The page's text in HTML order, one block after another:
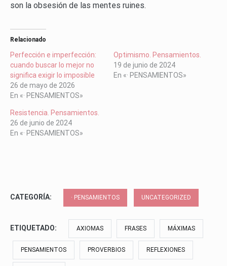
son la obsesión de las mentes ruines.
Relacionado
Perfección e imperfección:
cuando buscar lo mejor no
significa exigir lo imposible
26 de mayo de 2026
En «· PENSAMIENTOS»
Optimismo. Pensamientos.
19 de junio de 2024
En «· PENSAMIENTOS»
Resistencia. Pensamientos.
26 de junio de 2024
En «· PENSAMIENTOS»
CATEGORÍA: · PENSAMIENTOS UNCATEGORIZED
ETIQUETADO: AXIOMAS FRASES MÁXIMAS
PENSAMIENTOS PROVERBIOS REFLEXIONES